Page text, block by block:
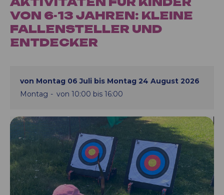
VON 6-13 JAHREN: KLEINE
FALLENSTELLER UND
ENTDECKER
von Montag 06 Juli bis Montag 24 August 2026
Montag
von 10:00 bis 16:00